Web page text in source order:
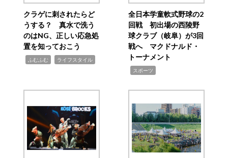
クラゲに刺されたらど
うする？ 真水で洗う
のはNG、正しい応急処
置を知っておこう
ふむふむ ライフスタイル
全日本学童軟式野球の2
回戦 初出場の西陵野
球クラブ（岐阜）が3回
戦へ マクドナルド・
トーナメント
スポーツ